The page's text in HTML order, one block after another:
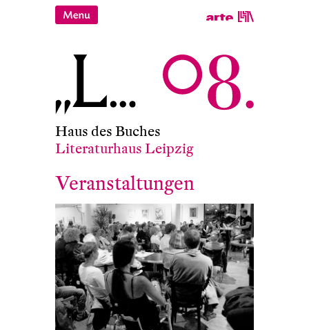
Haus des Buches
Literaturhaus Leipzig
Veranstaltungen